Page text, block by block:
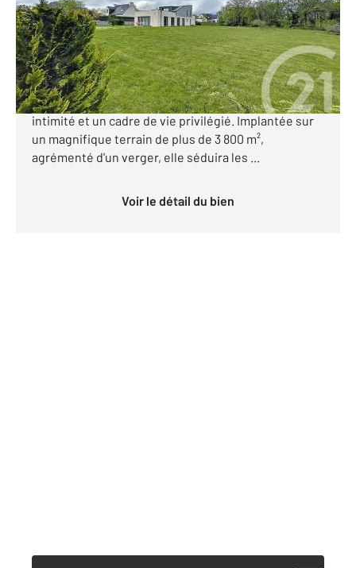
Maison à vendre
600 000 €
Découvrez cette superbe maison d'architecte située
à Ploeren, une véritable perle rare offrant calme,
intimité et un cadre de vie privilégié. Implantée sur
un magnifique terrain de plus de 3 800 m²,
agrémenté d'un verger, elle séduira les ...
Voir le détail du bien